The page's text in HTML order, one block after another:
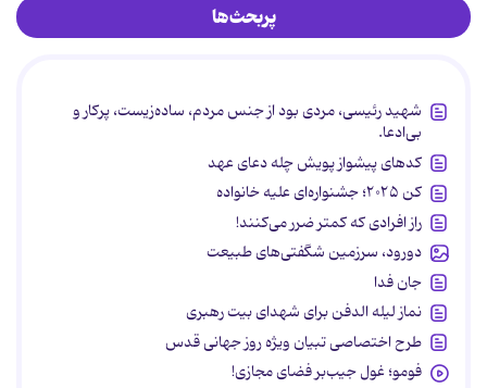
پربحث‌ها
شهید رئیسی، مردی بود از جنس مردم، ساده‌زیست، پرکار و
بی‌ادعا.
کدهای پیشواز پویش چله دعای عهد
کن ۲۰۲۵؛ جشنواره‌ای علیه خانواده
راز افرادی که کمتر ضرر می‌کنند!
دورود، سرزمین شگفتی‌های طبیعت
جان فدا
نماز لیله الدفن برای شهدای بیت رهبری
طرح اختصاصی تبیان ویژه روز جهانی قدس
فومو؛ غول جیب‌بر فضای مجازی!